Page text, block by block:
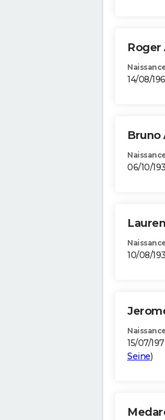
Roger
14/08/
Bruno
06/10/
10/08/
15/07/
Seine)